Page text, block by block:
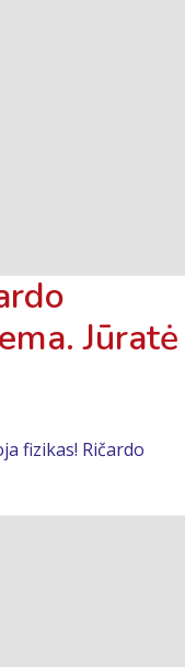
Jūratė
fizikas! Ričardo